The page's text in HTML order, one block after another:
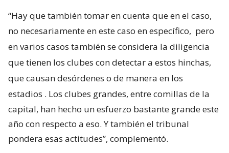
“Hay que también tomar en cuenta que en el caso,
no necesariamente en este caso en específico, pero
en varios casos también se considera la diligencia
que tienen los clubes con detectar a estos hinchas,
que causan desórdenes o de manera en los
estadios . Los clubes grandes, entre comillas de la
capital, han hecho un esfuerzo bastante grande este
año con respecto a eso. Y también el tribunal
pondera esas actitudes”, complementó.